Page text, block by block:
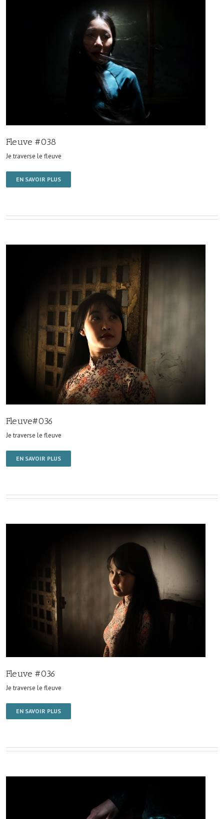
Fleuve #038
Je traverse le fleuve
EN SAVOIR PLUS
Fleuve#036
Je traverse le fleuve
EN SAVOIR PLUS
Fleuve #036
Je traverse le fleuve
EN SAVOIR PLUS